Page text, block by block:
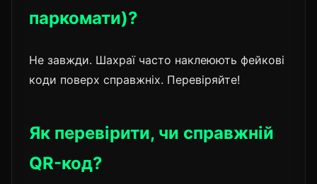
паркомати)?
Не завжди. Шахраї часто наклеюють фейкові
коди поверх справжніх. Перевіряйте!
Як перевірити, чи справжній
QR-код?